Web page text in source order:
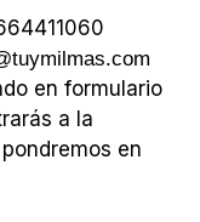
en formulario
a la
en